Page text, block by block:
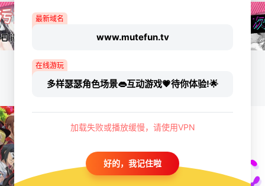
最新域名
www.mutefun.tv
在线游玩
多样瑟瑟角色场景👄互动游戏💗待你体验!🌟
加载失败或播放缓慢，请使用VPN
好的，我记住啦